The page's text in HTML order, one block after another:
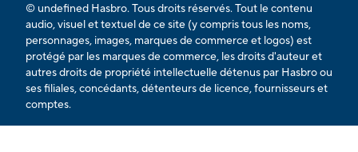
© undefined Hasbro. Tous droits réservés. Tout le contenu
audio, visuel et textuel de ce site (y compris tous les noms,
personnages, images, marques de commerce et logos) est
protégé par les marques de commerce, les droits d'auteur et
autres droits de propriété intellectuelle détenus par Hasbro ou
ses filiales, concédants, détenteurs de licence, fournisseurs et
comptes.